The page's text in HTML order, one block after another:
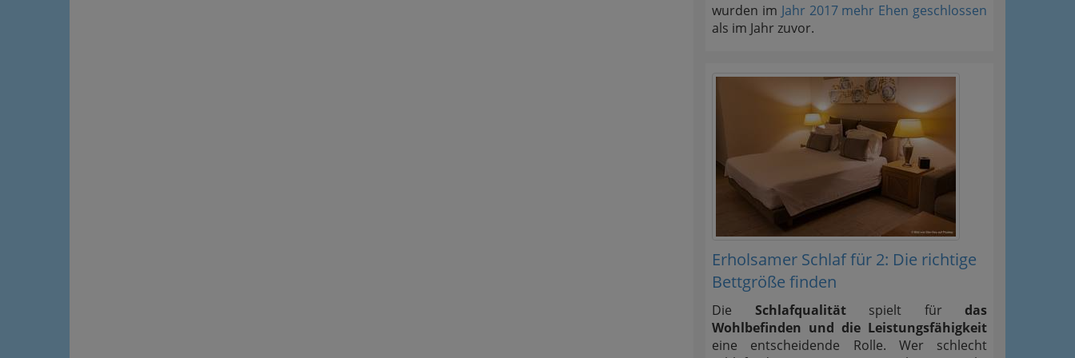
wurden im Jahr 2017 mehr Ehen geschlossen
als im Jahr zuvor.
Erholsamer Schlaf für 2: Die richtige
Bettgröße finden
Die Schlafqualitätspielt für das
Wohlbefinden und die Leistungsfähigkeit
eine entscheidende Rolle. Wer schlecht